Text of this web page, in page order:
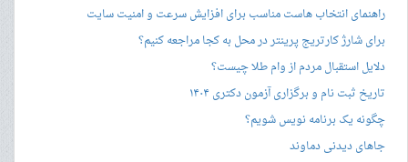
راهنمای انتخاب هاست مناسب برای افزایش سرعت و امنیت سایت
برای شارژ کارتریج پرینتر در محل به کجا مراجعه کنیم؟
دلایل استقبال مردم از وام طلا چیست؟
تاریخ ثبت نام و برگزاری آزمون دکتری ۱۴۰۴
چگونه یک برنامه نویس شویم؟
جاهای دیدنی دماوند